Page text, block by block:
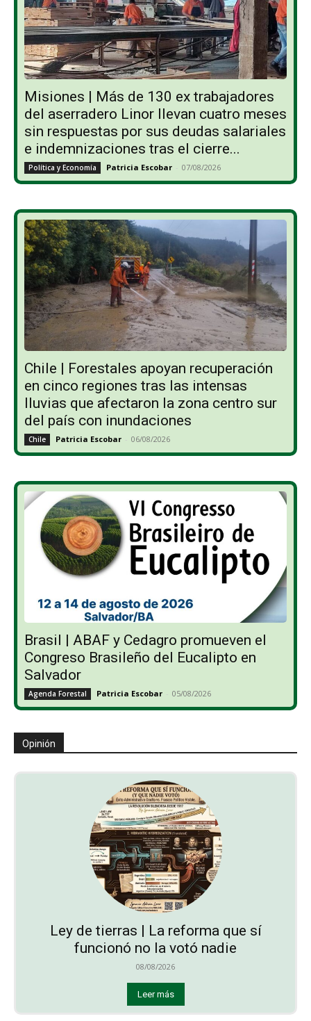
Misiones | Más de 130 ex trabajadores
del aserradero Linor llevan cuatro meses
sin respuestas por sus deudas salariales
e indemnizaciones tras el cierre...
Política y Economía Patricia Escobar - 07/08/2026
Chile | Forestales apoyan recuperación
en cinco regiones tras las intensas
lluvias que afectaron la zona centro sur
del país con inundaciones
Chile Patricia Escobar - 06/08/2026
Brasil | ABAF y Cedagro promueven el
Congreso Brasileño del Eucalipto en
Salvador
Agenda Forestal Patricia Escobar - 05/08/2026
Opinión
Ley de tierras | La reforma que sí
funcionó no la votó nadie
08/08/2026
Leer más